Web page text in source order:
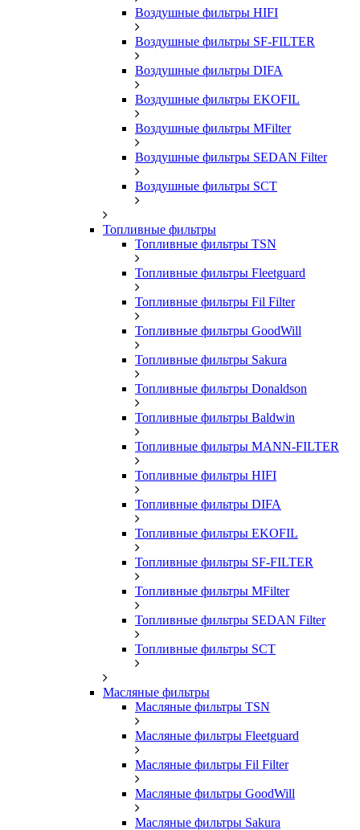
Воздушные фильтры HIFI
Воздушные фильтры SF-FILTER
Воздушные фильтры DIFA
Воздушные фильтры EKOFIL
Воздушные фильтры MFilter
Воздушные фильтры SEDAN Filter
Воздушные фильтры SCT
Топливные фильтры
Топливные фильтры TSN
Топливные фильтры Fleetguard
Топливные фильтры Fil Filter
Топливные фильтры GoodWill
Топливные фильтры Sakura
Топливные фильтры Donaldson
Топливные фильтры Baldwin
Топливные фильтры MANN-FILTER
Топливные фильтры HIFI
Топливные фильтры DIFA
Топливные фильтры EKOFIL
Топливные фильтры SF-FILTER
Топливные фильтры MFilter
Топливные фильтры SEDAN Filter
Топливные фильтры SCT
Масляные фильтры
Масляные фильтры TSN
Масляные фильтры Fleetguard
Масляные фильтры Fil Filter
Масляные фильтры GoodWill
Масляные фильтры Sakura